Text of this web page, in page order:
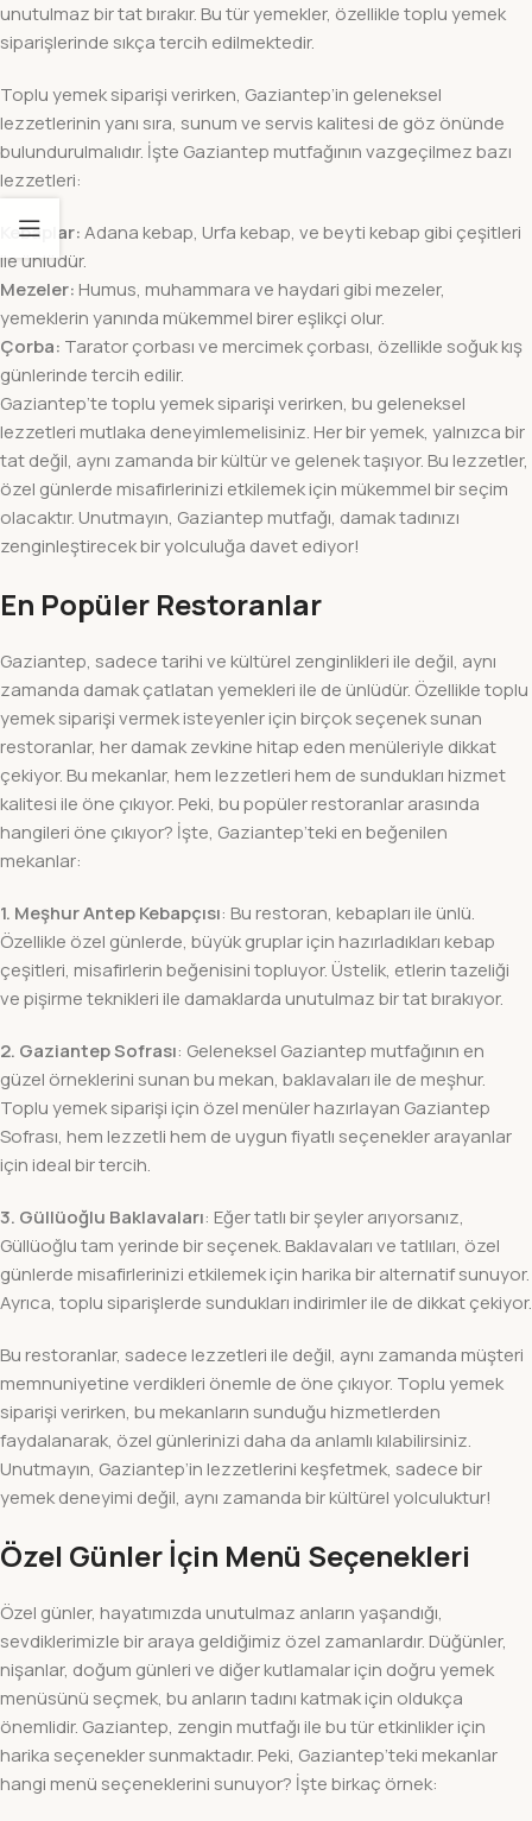
unutulmaz bir tat bırakır. Bu tür yemekler, özellikle toplu yemek
siparişlerinde sıkça tercih edilmektedir.
Toplu yemek siparişi verirken, Gaziantep’in geleneksel
lezzetlerinin yanı sıra, sunum ve servis kalitesi de göz önünde
bulundurulmalıdır. İşte Gaziantep mutfağının vazgeçilmez bazı
lezzetleri:
Kebaplar:Adana kebap, Urfa kebap, ve beyti kebap gibi çeşitleri
ile ünlüdür.
Mezeler: Humus, muhammara ve haydari gibi mezeler,
yemeklerin yanında mükemmel birer eşlikçi olur.
Çorba: Tarator çorbası ve mercimek çorbası, özellikle soğuk kış
günlerinde tercih edilir.
Gaziantep’te toplu yemek siparişi verirken, bu geleneksel
lezzetleri mutlaka deneyimlemelisiniz. Her bir yemek, yalnızca bir
tat değil, aynı zamanda bir kültür ve gelenek taşıyor. Bu lezzetler,
özel günlerde misafirlerinizi etkilemek için mükemmel bir seçim
olacaktır. Unutmayın, Gaziantep mutfağı, damak tadınızı
zenginleştirecek bir yolculuğa davet ediyor!
En Popüler Restoranlar
Gaziantep, sadece tarihi ve kültürel zenginlikleri ile değil, aynı
zamanda damak çatlatan yemekleri ile de ünlüdür. Özellikle toplu
yemek siparişi vermek isteyenler için birçok seçenek sunan
restoranlar, her damak zevkine hitap eden menüleriyle dikkat
çekiyor. Bu mekanlar, hem lezzetleri hem de sundukları hizmet
kalitesi ile öne çıkıyor. Peki, bu popüler restoranlar arasında
hangileri öne çıkıyor? İşte, Gaziantep’teki en beğenilen
mekanlar:
1. Meşhur Antep Kebapçısı: Bu restoran, kebapları ile ünlü.
Özellikle özel günlerde, büyük gruplar için hazırladıkları kebap
çeşitleri, misafirlerin beğenisini topluyor. Üstelik, etlerin tazeliği
ve pişirme teknikleri ile damaklarda unutulmaz bir tat bırakıyor.
2. Gaziantep Sofrası: Geleneksel Gaziantep mutfağının en
güzel örneklerini sunan bu mekan, baklavaları ile de meşhur.
Toplu yemek siparişi için özel menüler hazırlayan Gaziantep
Sofrası, hem lezzetli hem de uygun fiyatlı seçenekler arayanlar
için ideal bir tercih.
3. Güllüoğlu Baklavaları: Eğer tatlı bir şeyler arıyorsanız,
Güllüoğlu tam yerinde bir seçenek. Baklavaları ve tatlıları, özel
günlerde misafirlerinizi etkilemek için harika bir alternatif sunuyor.
Ayrıca, toplu siparişlerde sundukları indirimler ile de dikkat çekiyor.
Bu restoranlar, sadece lezzetleri ile değil, aynı zamanda müşteri
memnuniyetine verdikleri önemle de öne çıkıyor. Toplu yemek
siparişi verirken, bu mekanların sunduğu hizmetlerden
faydalanarak, özel günlerinizi daha da anlamlı kılabilirsiniz.
Unutmayın, Gaziantep’in lezzetlerini keşfetmek, sadece bir
yemek deneyimi değil, aynı zamanda bir kültürel yolculuktur!
Özel Günler İçin Menü Seçenekleri
Özel günler, hayatımızda unutulmaz anların yaşandığı,
sevdiklerimizle bir araya geldiğimiz özel zamanlardır. Düğünler,
nişanlar, doğum günleri ve diğer kutlamalar için doğru yemek
menüsünü seçmek, bu anların tadını katmak için oldukça
önemlidir. Gaziantep, zengin mutfağı ile bu tür etkinlikler için
harika seçenekler sunmaktadır. Peki, Gaziantep’teki mekanlar
hangi menü seçeneklerini sunuyor? İşte birkaç örnek: